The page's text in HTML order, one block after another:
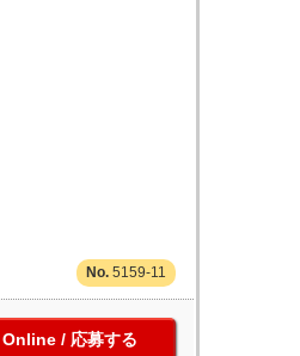
5159-11
応募する